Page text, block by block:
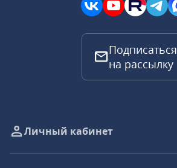
Подписаться
на рассылку
Личный кабинет